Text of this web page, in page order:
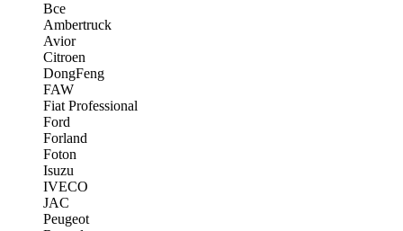
Все
Ambertruck
Avior
Citroen
DongFeng
FAW
Fiat Professional
Ford
Forland
Foton
Isuzu
IVECO
JAC
Peugeot